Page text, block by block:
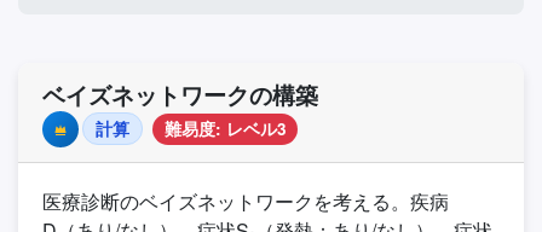
ベイズネットワークの構築
Premium
計算 難易度: レベル3
医療診断のベイズネットワークを考える。疾病